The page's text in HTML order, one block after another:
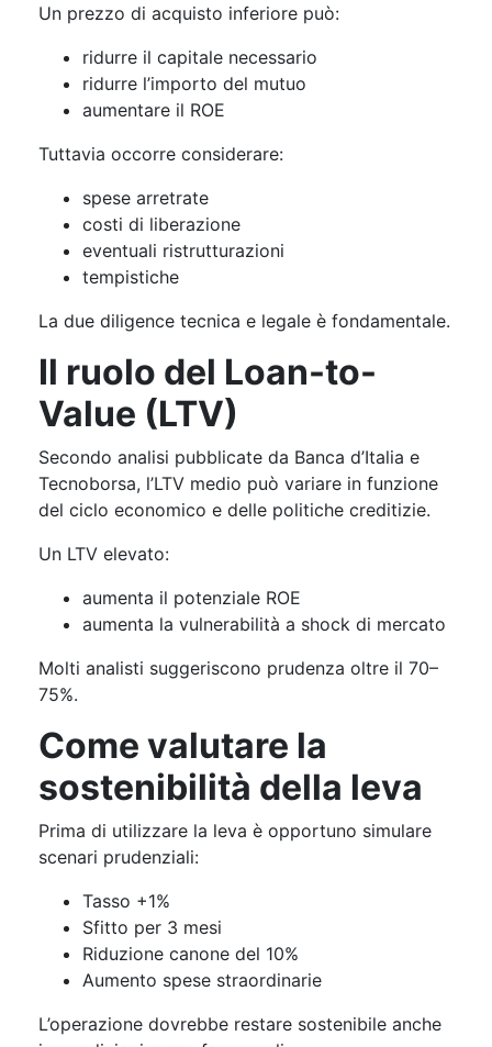
Un prezzo di acquisto inferiore può:
ridurre il capitale necessario
ridurre l’importo del mutuo
aumentare il ROE
Tuttavia occorre considerare:
spese arretrate
costi di liberazione
eventuali ristrutturazioni
tempistiche
La due diligence tecnica e legale è fondamentale.
Il ruolo del Loan-to-
Value (LTV)
Secondo analisi pubblicate da Banca d’Italia e
Tecnoborsa, l’LTV medio può variare in funzione
del ciclo economico e delle politiche creditizie.
Un LTV elevato:
aumenta il potenziale ROE
aumenta la vulnerabilità a shock di mercato
Molti analisti suggeriscono prudenza oltre il 70–
75%.
Come valutare la
sostenibilità della leva
Prima di utilizzare la leva è opportuno simulare
scenari prudenziali:
Tasso +1%
Sfitto per 3 mesi
Riduzione canone del 10%
Aumento spese straordinarie
L’operazione dovrebbe restare sostenibile anche